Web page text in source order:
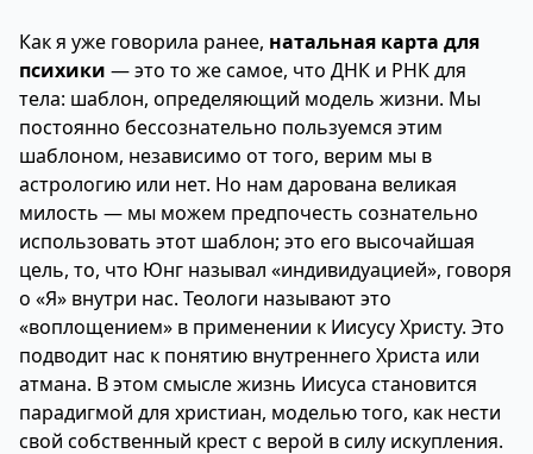
Как я уже говорила ранее, натальная карта для
психики — это то же самое, что ДНК и РНК для
тела: шаблон, определяющий модель жизни. Мы
постоянно бессознательно пользуемся этим
шаблоном, независимо от того, верим мы в
астрологию или нет. Но нам дарована великая
милость — мы можем предпочесть сознательно
использовать этот шаблон; это его высочайшая
цель, то, что Юнг называл «индивидуацией», говоря
о «Я» внутри нас. Теологи называют это
«воплощением» в применении к Иисусу Христу. Это
подводит нас к понятию внутреннего Христа или
атмана. В этом смысле жизнь Иисуса становится
парадигмой для христиан, моделью того, как нести
свой собственный крест с верой в силу искупления.